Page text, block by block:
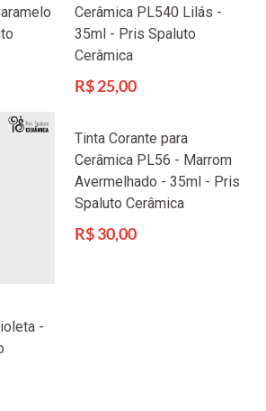
Cerâmica PL540 Lilás -
35ml - Pris Spaluto
Cerâmica
Preço
R$ 25,00
-
Tinta Corante para
Cerâmica PL56 - Marrom
Avermelhado - 35ml - Pris
Spaluto Cerâmica
Preço
R$ 30,00